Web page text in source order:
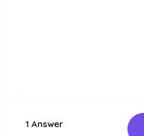
1 Answer